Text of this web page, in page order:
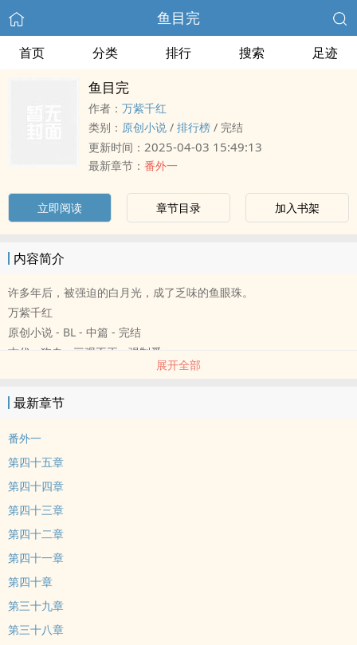
鱼目完
首页 分类 排行 搜索 足迹
鱼目完
作者： 万紫千红
类别： 原创小说 / 排行榜 / 完结
更新时间： 2025-04-03 15:49:13
最新章节： 番外一
立即阅读 章节目录 加入书架
内容简介
许多年后，被强迫的白月光，成了乏味的鱼眼珠。
万紫千红
原创小说 - BL - 中篇 - 完结
古代 - 狗血 - 三观不正 - 强制爱
阮承青：还有这等好事？？？
多年后，被强制爱的白月光，以色侍人，愚蠢跋扈，终成了乏味作呕
但，那也不能放他走。
注：
暴力强制
阶级差距
渣攻回头
过程伪万人嫌，结局真万人迷。
展开全部
最新章节
番外一
第四十五章
第四十四章
第四十三章
第四十二章
第四十一章
第四十章
第三十九章
第三十八章